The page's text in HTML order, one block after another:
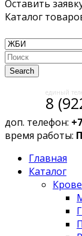
Оставить
Каталог
Search
единый
8
доп. телефон:
время работы:
Главная
Каталог